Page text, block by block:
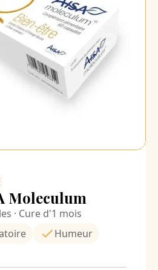
Moleculum
· Cure d'1 mois
Humeur